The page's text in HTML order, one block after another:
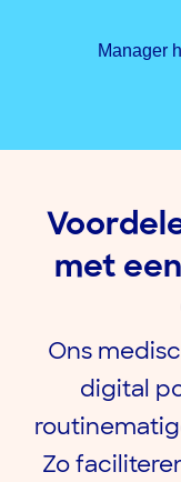
Manager
met
Ons
digital
Zo